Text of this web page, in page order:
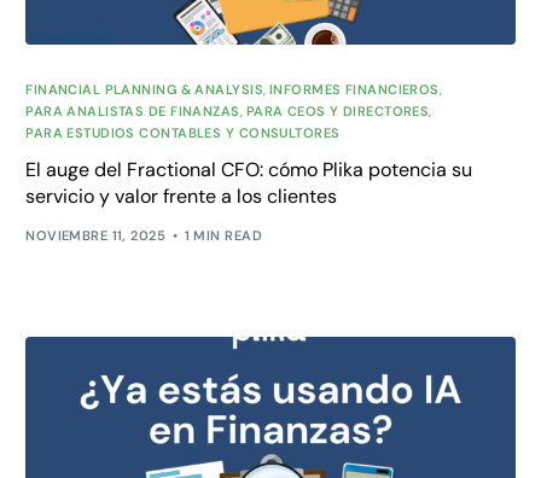
FINANCIAL PLANNING & ANALYSIS INFORMES FINANCIEROS
PARA ANALISTAS DE FINANZAS PARA CEOS Y DIRECTORES
PARA ESTUDIOS CONTABLES Y CONSULTORES
El auge del Fractional CFO: cómo Plika potencia su
servicio y valor frente a los clientes
NOVIEMBRE 11, 2025 1 MIN READ